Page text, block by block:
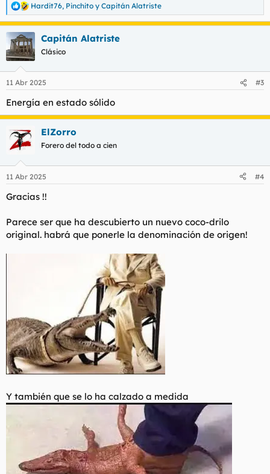
R
e
a
c
c
i
e
:
Hardit76, Pinchito y Capitán Alatriste
Capitán Alatriste
Clásico
11 Abr 2025 #3
Energía en estado sólido
ElZorro
Forero del todo a cien
11 Abr 2025 #4
Gracias !!
Parece ser que ha descubierto un nuevo coco-drilo
original. habrá que ponerle la denominación de origen!
Y también que se lo ha calzado a medida